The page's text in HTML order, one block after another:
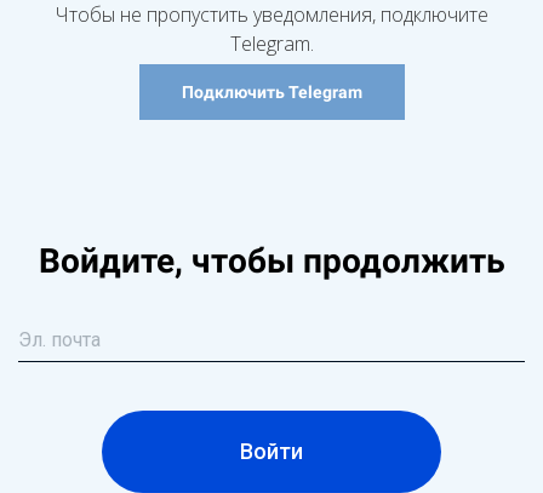
Чтобы не пропустить уведомления, подключите
Telegram.
Подключить Telegram
Войдите, чтобы продолжить
Войти